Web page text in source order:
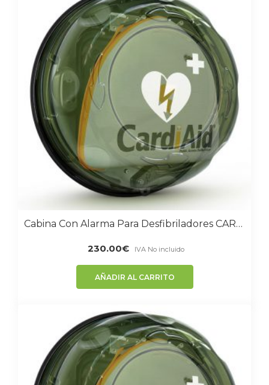
Cabina Con Alarma Para Desfibriladores CARDIAID Para Uso En Interiores
230.00€ IVA No incluido
AÑADIR AL CARRITO